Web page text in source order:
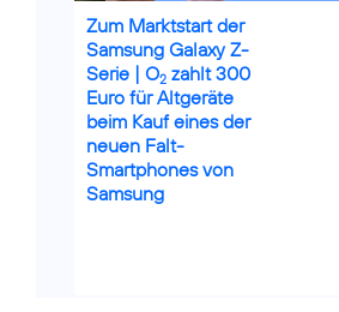
Zum Marktstart der
Samsung Galaxy Z-
Serie | O2 zahlt 300
Euro für Altgeräte
beim Kauf eines der
neuen Falt-
Smartphones von
Samsung